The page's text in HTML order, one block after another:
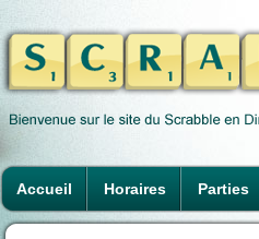
Accueil Horaires Parties